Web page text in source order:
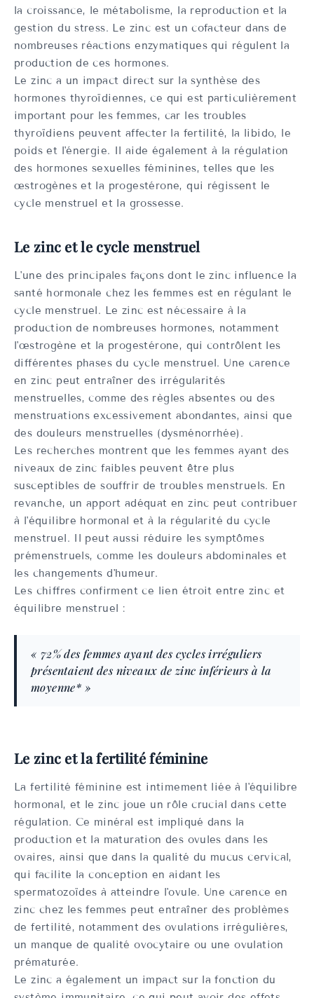
la croissance, le métabolisme, la reproduction et la
gestion du stress. Le zinc est un cofacteur dans de
nombreuses réactions enzymatiques qui régulent la
production de ces hormones.
Le zinc a un impact direct sur la synthèse des
hormones thyroïdiennes, ce qui est particulièrement
important pour les femmes, car les troubles
thyroïdiens peuvent affecter la fertilité, la libido, le
poids et l'énergie. Il aide également à la régulation
des hormones sexuelles féminines, telles que les
œstrogènes et la progestérone, qui régissent le
cycle menstruel et la grossesse.
Le zinc et le cycle menstruel
L'une des principales façons dont le zinc influence la
santé hormonale chez les femmes est en régulant le
cycle menstruel. Le zinc est nécessaire à la
production de nombreuses hormones, notamment
l'œstrogène et la progestérone, qui contrôlent les
différentes phases du cycle menstruel. Une carence
en zinc peut entraîner des irrégularités
menstruelles, comme des règles absentes ou des
menstruations excessivement abondantes, ainsi que
des douleurs menstruelles (dysménorrhée).
Les recherches montrent que les femmes ayant des
niveaux de zinc faibles peuvent être plus
susceptibles de souffrir de troubles menstruels. En
revanche, un apport adéquat en zinc peut contribuer
à l'équilibre hormonal et à la régularité du cycle
menstruel. Il peut aussi réduire les symptômes
prémenstruels, comme les douleurs abdominales et
les changements d'humeur.
Les chiffres confirment ce lien étroit entre zinc et
équilibre menstruel :
« 72% des femmes ayant des cycles irréguliers
présentaient des niveaux de zinc inférieurs à la
moyenne* »
Le zinc et la fertilité féminine
La fertilité féminine est intimement liée à l'équilibre
hormonal, et le zinc joue un rôle crucial dans cette
régulation. Ce minéral est impliqué dans la
production et la maturation des ovules dans les
ovaires, ainsi que dans la qualité du mucus cervical,
qui facilite la conception en aidant les
spermatozoïdes à atteindre l'ovule. Une carence en
zinc chez les femmes peut entraîner des problèmes
de fertilité, notamment des ovulations irrégulières,
un manque de qualité ovocytaire ou une ovulation
prématurée.
Le zinc a également un impact sur la fonction du